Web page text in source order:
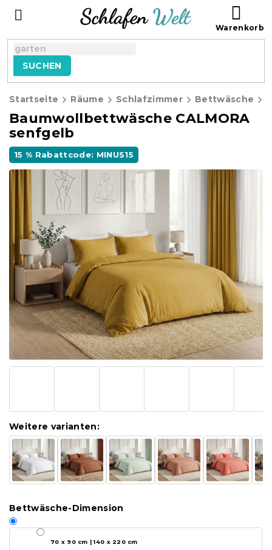
SUCHEN
Startseite Räume Schlafzimmer Bettwäsche
Baumwollbettwäsche CALMORA
senfgelb
15 % Rabattcode: MINUS15
Weitere varianten:
Bettwäsche-Dimension
70 x 90 cm | 140 x 220 cm